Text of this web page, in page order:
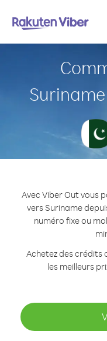
Avec Viber Out vous
vers Suriname
numéro fixe ou
Achetez des crédits
les meilleurs